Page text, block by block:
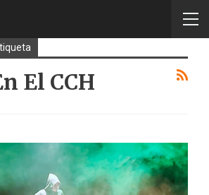
El CCH